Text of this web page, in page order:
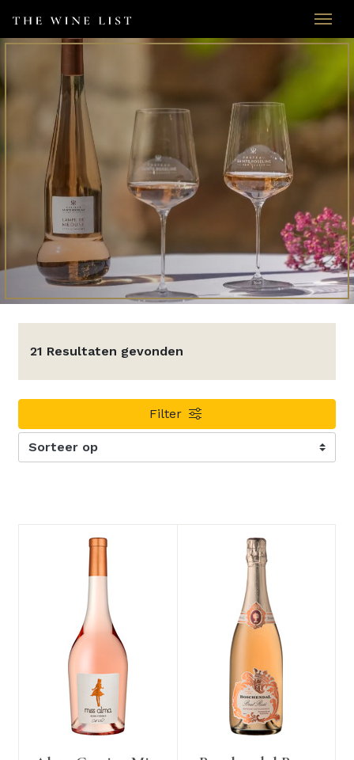
21 Resultaten gevonden
Filter
Sorteer op